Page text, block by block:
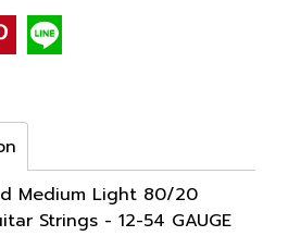
Medium Light 80/20
Strings - 12-54 GAUGE